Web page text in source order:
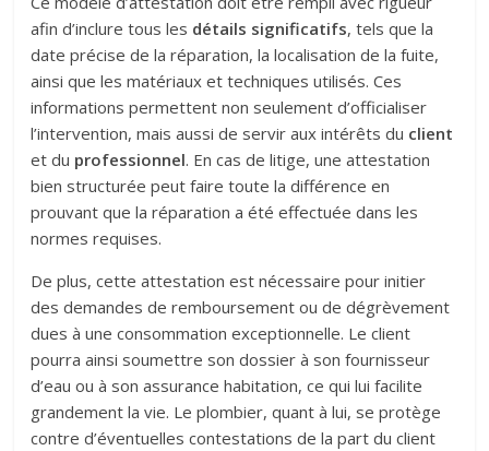
afin d’inclure tous les détails significatifs, tels que la
date précise de la réparation, la localisation de la fuite,
ainsi que les matériaux et techniques utilisés. Ces
informations permettent non seulement d’officialiser
l’intervention, mais aussi de servir aux intérêts du client
et du professionnel. En cas de litige, une attestation
bien structurée peut faire toute la différence en
prouvant que la réparation a été effectuée dans les
normes requises.
De plus, cette attestation est nécessaire pour initier
des demandes de remboursement ou de dégrèvement
dues à une consommation exceptionnelle. Le client
pourra ainsi soumettre son dossier à son fournisseur
d’eau ou à son assurance habitation, ce qui lui facilite
grandement la vie. Le plombier, quant à lui, se protège
contre d’éventuelles contestations de la part du client